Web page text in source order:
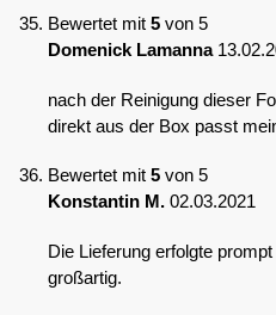
Bewertet mit 5 von 5
Domenick Lamanna
nach der Reinigung dieser
direkt aus der Box passt
Bewertet mit 5 von 5
Konstantin M. 02.03.2021
Die Lieferung erfolgte
großartig.